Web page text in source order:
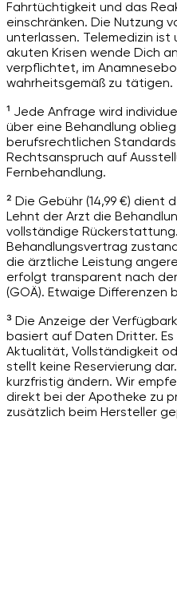
Fahrtüchtigkeit und das
einschränken. Die Nutzung
unterlassen. Telemedizin
akuten Krisen wende Dich an
verpflichtet, im
wahrheitsgemäß zu tätigen.
¹ Jede Anfrage wird
über eine Behandlung
berufsrechtlichen
Rechtsanspruch auf
Fernbehandlung.
² Die Gebühr (14,99 €)
Lehnt der Arzt die
vollständige
Behandlungsvertrag
die ärztliche Leistung
erfolgt transparent nach
(GOÄ). Etwaige Differenzen
³ Die Anzeige der
basiert auf Daten Dritter.
Aktualität, Vollständigkeit
stellt keine Reservierung
kurzfristig ändern. Wir
direkt bei der Apotheke zu
zusätzlich beim Hersteller